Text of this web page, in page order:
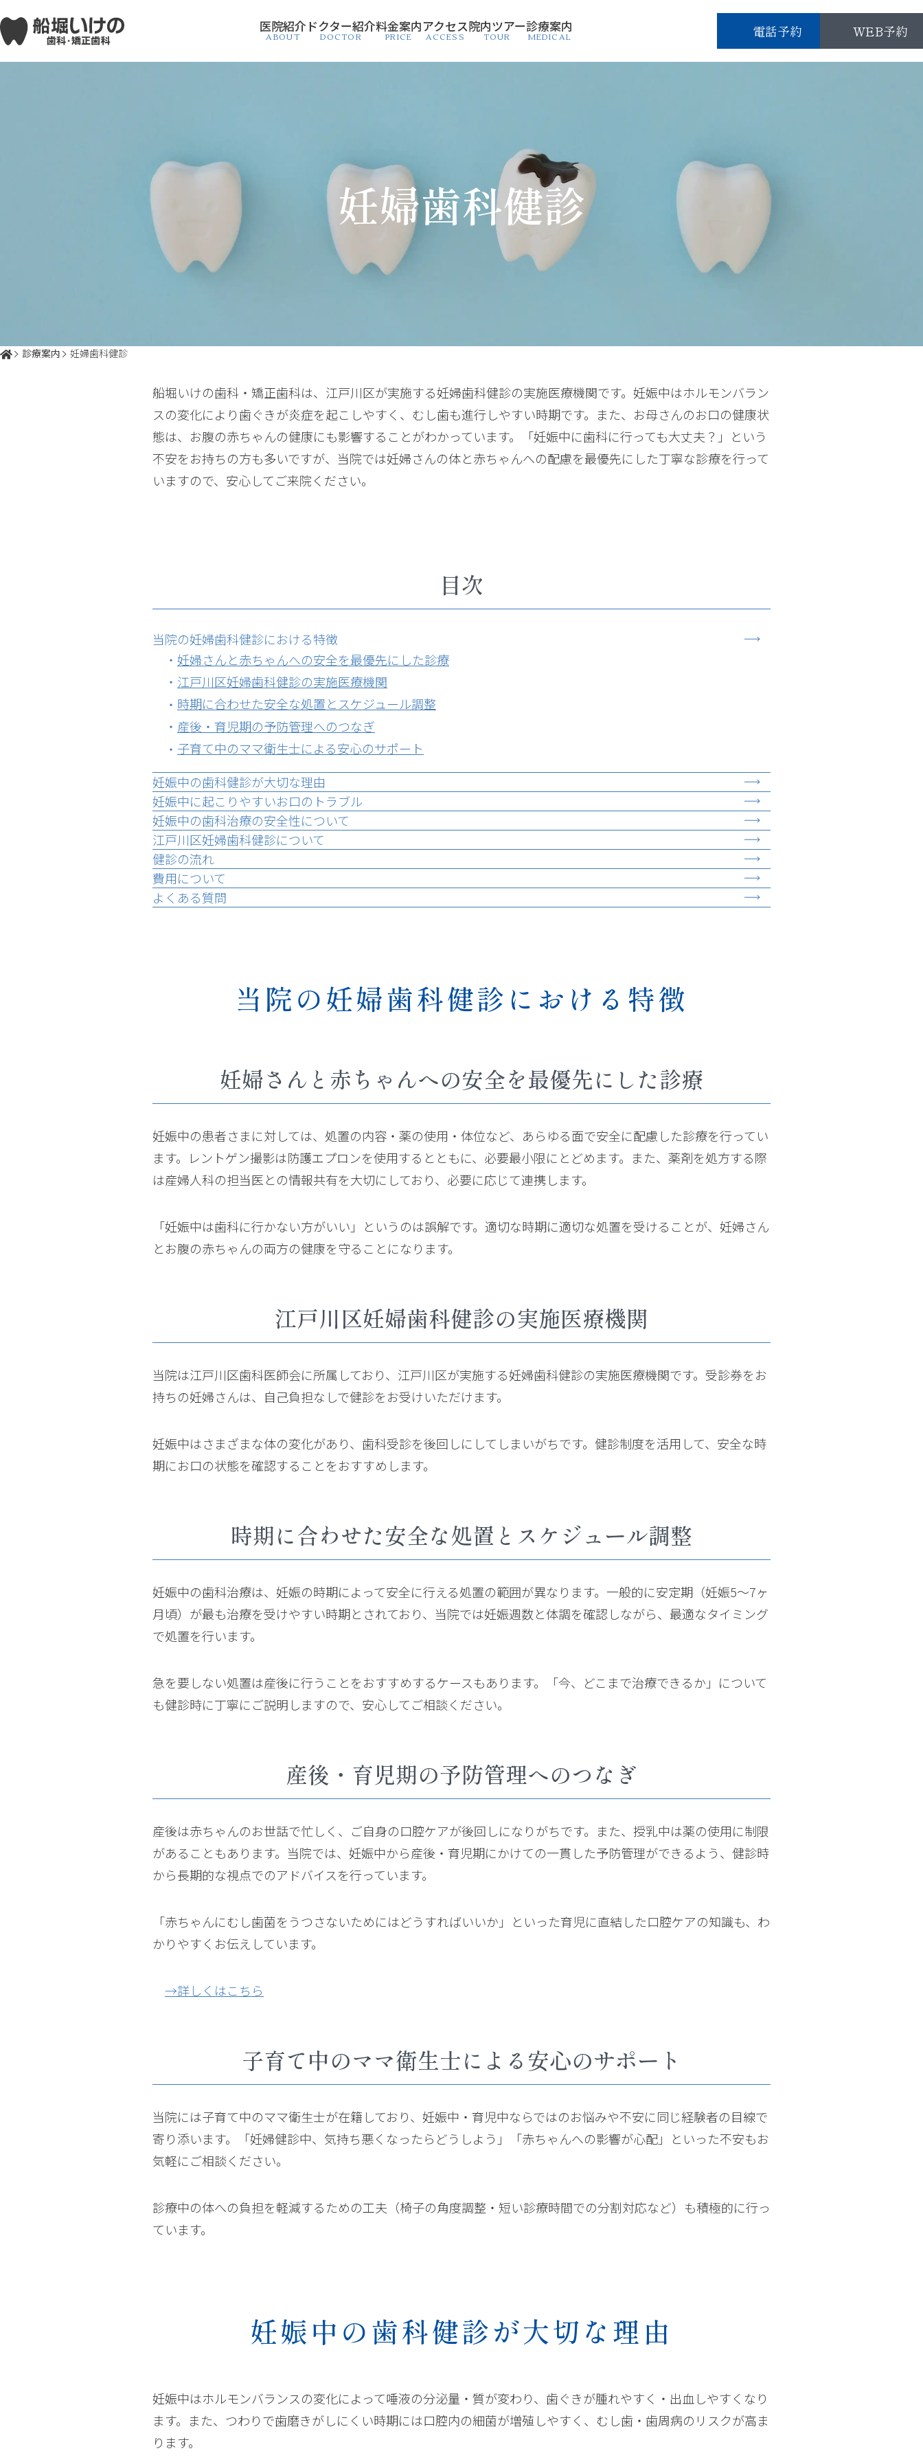
医院紹介
ABOUT
ドクター紹介
DOCTOR
料金案内
PRICE
アクセス
ACCESS
院内ツアー
TOUR
診療案内
MEDICAL 電話予約 WEB予約
妊婦歯科健診
診療案内 妊婦歯科健診
船堀いけの歯科・矯正歯科は、江戸川区が実施する妊婦歯科健診の実施医療機関です。妊娠中はホルモンバラン
スの変化により歯ぐきが炎症を起こしやすく、むし歯も進行しやすい時期です。また、お母さんのお口の健康状
態は、お腹の赤ちゃんの健康にも影響することがわかっています。「妊娠中に歯科に行っても大丈夫？」という
不安をお持ちの方も多いですが、当院では妊婦さんの体と赤ちゃんへの配慮を最優先にした丁寧な診療を行って
いますので、安心してご来院ください。
目次
当院の妊婦歯科健診における特徴
妊婦さんと赤ちゃんへの安全を最優先にした診療
江戸川区妊婦歯科健診の実施医療機関
時期に合わせた安全な処置とスケジュール調整
産後・育児期の予防管理へのつなぎ
子育て中のママ衛生士による安心のサポート
妊娠中の歯科健診が大切な理由
妊娠中に起こりやすいお口のトラブル
妊娠中の歯科治療の安全性について
江戸川区妊婦歯科健診について
健診の流れ
費用について
よくある質問
当院の妊婦歯科健診における特徴
妊婦さんと赤ちゃんへの安全を最優先にした診療
妊娠中の患者さまに対しては、処置の内容・薬の使用・体位など、あらゆる面で安全に配慮した診療を行ってい
ます。レントゲン撮影は防護エプロンを使用するとともに、必要最小限にとどめます。また、薬剤を処方する際
は産婦人科の担当医との情報共有を大切にしており、必要に応じて連携します。
「妊娠中は歯科に行かない方がいい」というのは誤解です。適切な時期に適切な処置を受けることが、妊婦さん
とお腹の赤ちゃんの両方の健康を守ることになります。
江戸川区妊婦歯科健診の実施医療機関
当院は江戸川区歯科医師会に所属しており、江戸川区が実施する妊婦歯科健診の実施医療機関です。受診券をお
持ちの妊婦さんは、自己負担なしで健診をお受けいただけます。
妊娠中はさまざまな体の変化があり、歯科受診を後回しにしてしまいがちです。健診制度を活用して、安全な時
期にお口の状態を確認することをおすすめします。
時期に合わせた安全な処置とスケジュール調整
妊娠中の歯科治療は、妊娠の時期によって安全に行える処置の範囲が異なります。一般的に安定期（妊娠5〜7ヶ
月頃）が最も治療を受けやすい時期とされており、当院では妊娠週数と体調を確認しながら、最適なタイミング
で処置を行います。
急を要しない処置は産後に行うことをおすすめするケースもあります。「今、どこまで治療できるか」について
も健診時に丁寧にご説明しますので、安心してご相談ください。
産後・育児期の予防管理へのつなぎ
産後は赤ちゃんのお世話で忙しく、ご自身の口腔ケアが後回しになりがちです。また、授乳中は薬の使用に制限
があることもあります。当院では、妊娠中から産後・育児期にかけての一貫した予防管理ができるよう、健診時
から長期的な視点でのアドバイスを行っています。
「赤ちゃんにむし歯菌をうつさないためにはどうすればいいか」といった育児に直結した口腔ケアの知識も、わ
かりやすくお伝えしています。
→詳しくはこちら
子育て中のママ衛生士による安心のサポート
当院には子育て中のママ衛生士が在籍しており、妊娠中・育児中ならではのお悩みや不安に同じ経験者の目線で
寄り添います。「妊婦健診中、気持ち悪くなったらどうしよう」「赤ちゃんへの影響が心配」といった不安もお
気軽にご相談ください。
診療中の体への負担を軽減するための工夫（椅子の角度調整・短い診療時間での分割対応など）も積極的に行っ
ています。
妊娠中の歯科健診が大切な理由
妊娠中はホルモンバランスの変化によって唾液の分泌量・質が変わり、歯ぐきが腫れやすく・出血しやすくなり
ます。また、つわりで歯磨きがしにくい時期には口腔内の細菌が増殖しやすく、むし歯・歯周病のリスクが高ま
ります。